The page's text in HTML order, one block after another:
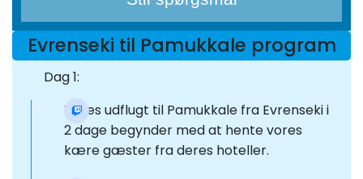
Evrenseki til Pamukkale program
Dag 1:
Vores udflugt til Pamukkale fra Evrenseki i
2 dage begynder med at hente vores
kære gæster fra deres hoteller.